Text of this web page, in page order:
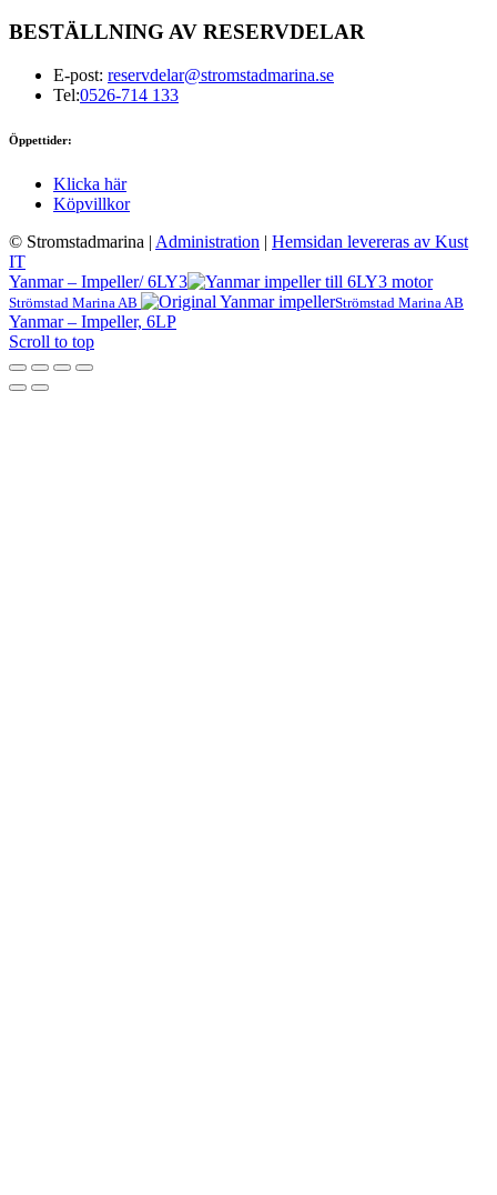
BESTÄLLNING AV RESERVDELAR
E-post: reservdelar@stromstadmarina.se
Tel:0526-714 133
Öppettider:
Klicka här
Köpvillkor
© Stromstadmarina | Administration | Hemsidan levereras av Kust
IT
Yanmar – Impeller/ 6LY3
Strömstad Marina AB Strömstad Marina AB
Yanmar – Impeller, 6LP
Scroll to top